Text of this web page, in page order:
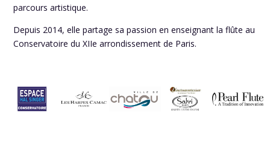
parcours artistique.
Depuis 2014, elle partage sa passion en enseignant la flûte au
Conservatoire du XIIe arrondissement de Paris.